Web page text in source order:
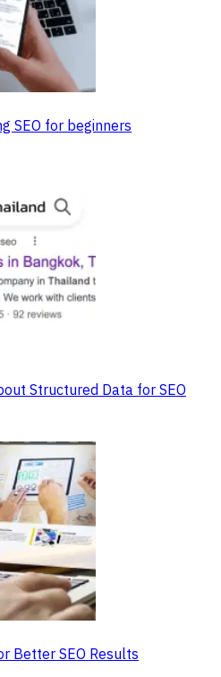
SEO for beginners
Structured Data for SEO
Better SEO Results